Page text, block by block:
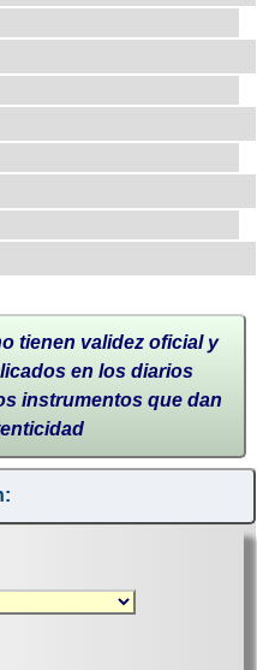
tienen validez oficial y
en los diarios
instrumentos que dan